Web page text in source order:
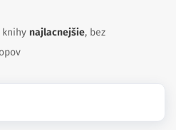
knihy najlacnejšie, bez